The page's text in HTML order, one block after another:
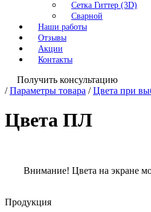
Сетка Гиттер (3D)
Сварной
Наши работы
Отзывы
Акции
Контакты
Получить консультацию
/ Параметры товара / Цвета при
Цвета ПЛ
Внимание! Цвета на экране
Продукция